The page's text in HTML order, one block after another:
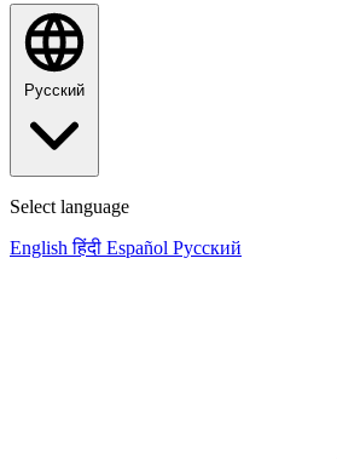
Русский
Select language
English हिंदी Español Русский